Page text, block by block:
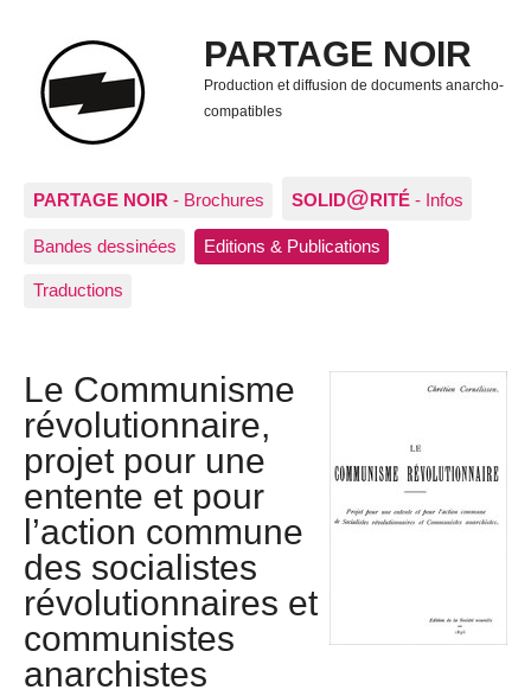
PARTAGE NOIR
Production et diffusion de documents anarcho-
compatibles
PARTAGE NOIR - Brochures SOLID@RITÉ - Infos
Bandes dessinées Editions & Publications
Traductions
Le Communisme
révolutionnaire,
projet pour une
entente et pour
l’action commune
des socialistes
révolutionnaires et
communistes
anarchistes